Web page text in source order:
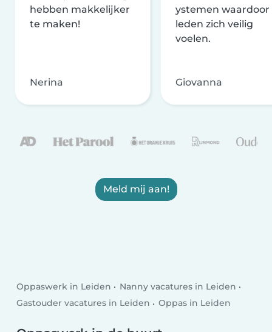
hebben makkelijker
te maken!
Nerina
ystemen waardoor
leden zich veilig
voelen.
Giovanna
Meld mij aan!
Oppaswerk in Leiden
Nanny vacatures in Leiden
Gastouder vacatures in Leiden
Oppas in Leiden